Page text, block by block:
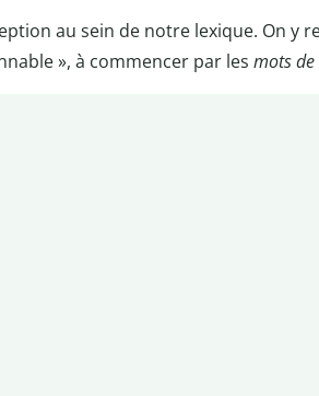
au sein de notre lexique. On y
», à commencer par les mots